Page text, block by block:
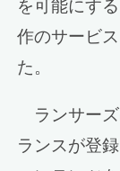
を可能にす
作のサービ
た。
ランサーズ
ランスが登